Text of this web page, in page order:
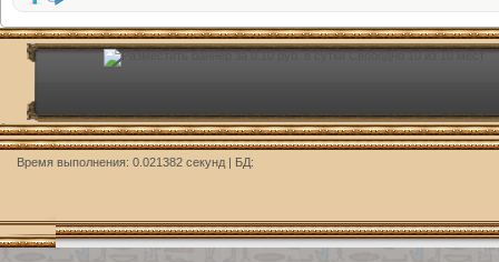
Время выполнения: 0.021382 секунд | БД: